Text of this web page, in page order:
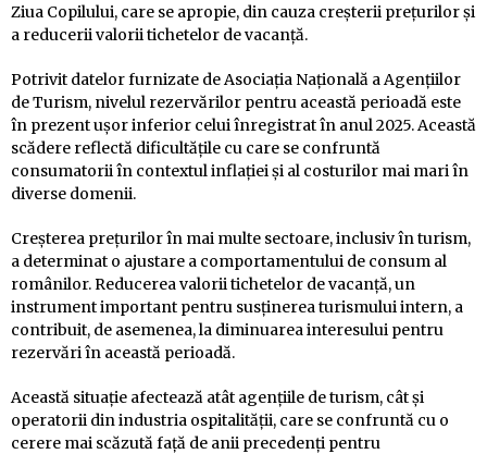
Ziua Copilului, care se apropie, din cauza creșterii prețurilor și
a reducerii valorii tichetelor de vacanță.
Potrivit datelor furnizate de Asociația Națională a Agențiilor
de Turism, nivelul rezervărilor pentru această perioadă este
în prezent ușor inferior celui înregistrat în anul 2025. Această
scădere reflectă dificultățile cu care se confruntă
consumatorii în contextul inflației și al costurilor mai mari în
diverse domenii.
Creșterea prețurilor în mai multe sectoare, inclusiv în turism,
a determinat o ajustare a comportamentului de consum al
românilor. Reducerea valorii tichetelor de vacanță, un
instrument important pentru susținerea turismului intern, a
contribuit, de asemenea, la diminuarea interesului pentru
rezervări în această perioadă.
Această situație afectează atât agențiile de turism, cât și
operatorii din industria ospitalității, care se confruntă cu o
cerere mai scăzută față de anii precedenți pentru